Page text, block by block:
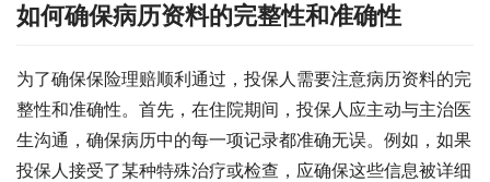
如何确保病历资料的完整性和准确性
为了确保保险理赔顺利通过，投保人需要注意病历资料的完
整性和准确性。首先，在住院期间，投保人应主动与主治医
生沟通，确保病历中的每一项记录都准确无误。例如，如果
投保人接受了某种特殊治疗或检查，应确保这些信息被详细